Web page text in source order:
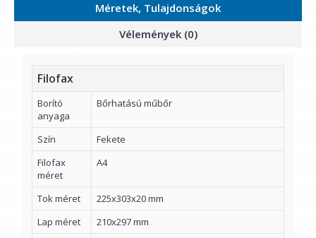
Méretek, Tulajdonságok
Vélemények (0)
Filofax
Borító
anyaga
Bőrhatású műbőr
Szín
Fekete
Filofax
méret
A4
Tok méret
225x303x20 mm
Lap méret
210x297 mm